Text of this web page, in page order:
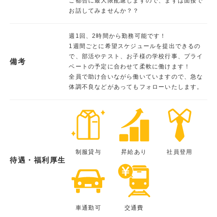
お話してみませんか？？
備考
週1回、2時間から勤務可能です！
1週間ごとに希望スケジュールを提出できるの
で、部活やテスト、お子様の学校行事、プライ
ベートの予定に合わせて柔軟に働けます！
全員で助け合いながら働いていますので、急な
体調不良などがあってもフォローいたします。
待遇・福利厚生
制服貸与 昇給あり 社員登用
車通勤可 交通費